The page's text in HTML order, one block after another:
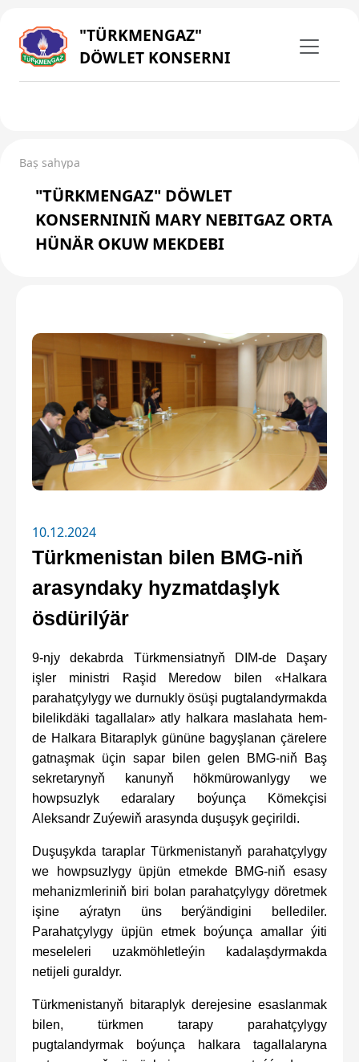
"TÜRKMENGAZ"
DÖWLET KONSERNI
Baş sahypa
"TÜRKMENGAZ" DÖWLET
KONSERNINIŇ MARY NEBITGAZ ORTA
HÜNÄR OKUW MEKDEBI
10.12.2024
Türkmenistan bilen BMG-niň
arasyndaky hyzmatdaşlyk
ösdürilýär
9-njy dekabrda Türkmensiatnyň DIM-de Daşary
işler ministri Raşid Meredow bilen «Halkara
parahatçylygy we durnukly ösüşi pugtalandyrmakda
bilelikdäki tagallalar» atly halkara maslahata hem-
de Halkara Bitaraplyk gününe bagyşlanan çärelere
gatnaşmak üçin sapar bilen gelen BMG-niň Baş
sekretarynyň kanunyň hökmürowanlygy we
howpsuzlyk edaralary boýunça Kömekçisi
Aleksandr Zuýewiň arasynda duşuşyk geçirildi.
Duşuşykda taraplar Türkmenistanyň parahatçylygy
we howpsuzlygy üpjün etmekde BMG-niň esasy
mehanizmleriniň biri bolan parahatçylygy döretmek
işine aýratyn üns berýändigini bellediler.
Parahatçylygy üpjün etmek boýunça amallar ýiti
meseleleri uzakmöhletleýin kadalaşdyrmakda
netijeli guraldyr.
Türkmenistanyň bitaraplyk derejesine esaslanmak
bilen, türkmen tarapy parahatçylygy
pugtalandyrmak boýunça halkara tagallalaryna